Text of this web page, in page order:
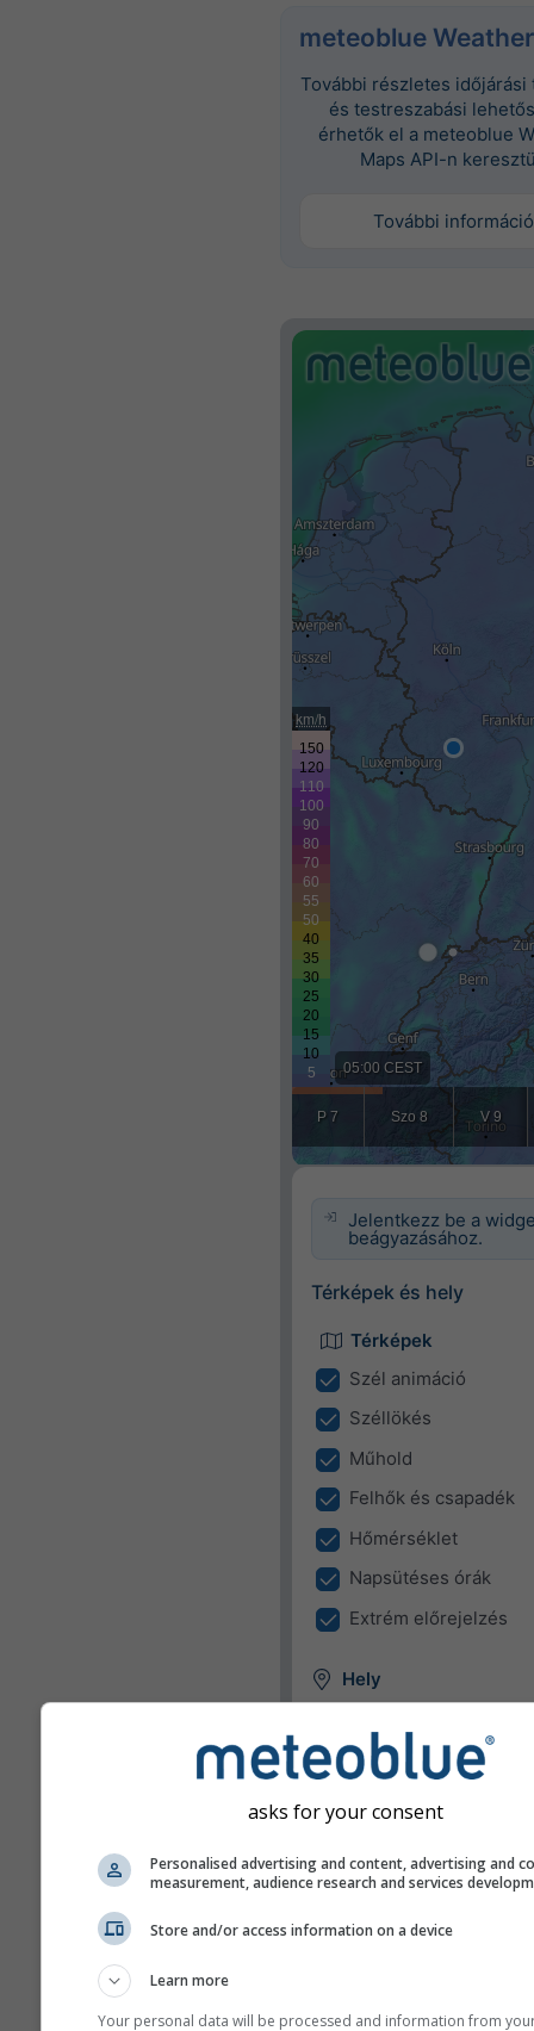
meteoblue
További részletes időjárási
és testreszabási
érhetők el a meteoblue
Maps API-n
További információ
Jelentkezz be a
beágyazásához.
Térképek és hely
Térképek
Szél animáció
Széllökés
Műhold
Felhők és csapadék
Hőmérséklet
Napsütéses órák
Extrém előrejelzés
Hely
egy előre beállított helyre,
megpróbálhatja
helyét.
Jelenlegi hely
Felhasználó helyének
asks for your consent
Personalised advertising and content, advertising and
measurement, audience research and services
Store and/or access information on a device
Learn more
Your personal data will be processed and information from